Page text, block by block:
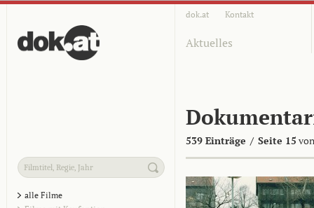
dok.at Kontakt
Aktuelles
539 Einträge / Seite 15
alle Filme